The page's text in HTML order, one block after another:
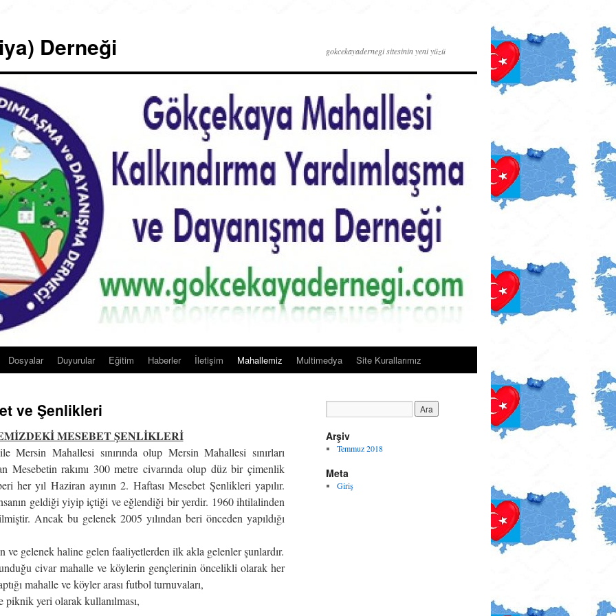
Derneği gokcekayadernegi sitesinin yeni yüzü
Dosyalar Duyurular Eğitim Haberler İletişim Mahallemiz Multimedya Site Kurallarımız
ve Şenlikleri
MESEBET ŞENLİKLERİ
Mersin Mahallesi sınırında olup Mersin Mahallesi sınırları
Mesebetin rakımı 300 metre civarında olup düz bir çimenlik
her yıl Haziran ayının 2. Haftası Mesebet Şenlikleri yapılır.
geldiği yiyip içtiği ve eğlendiği bir yerdir. 1960 ihtilalinden
Ancak bu gelenek 2005 yılından beri önceden yapıldığı
ve gelenek haline gelen faaliyetlerden ilk akla gelenler şunlardır.
civar mahalle ve köylerin gençlerinin öncelikli olarak her
mahalle ve köyler arası futbol turnuvaları,
yeri olarak kullanılması,
Arşiv
Temmuz 2018
Meta
Giriş